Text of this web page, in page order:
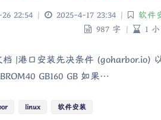
22:54 | 2025-4-17 23:34 | 软件
987 字 | 1
|港口安装先决条件 (goharbor.io)
GB160 GB 如果…
linux 软件安装